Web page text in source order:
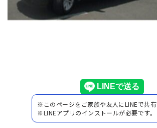
※このページをご家族や友人にLINEで共有
※LINEアプリのインストールが必要です。